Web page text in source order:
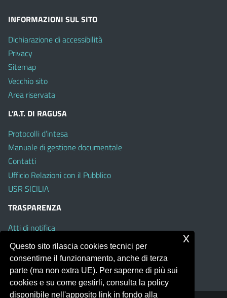
INFORMAZIONI SUL SITO
Dichiarazione di accessibilità
Privacy
Sitemap
Vecchio sito
Area riservata
L’A.T. DI RAGUSA
Protocolli d’intesa
Manuale di gestione documentale
Contatti
Ufficio Relazioni con il Pubblico
USR SICILIA
TRASPARENZA
Atti di notifica
Albo on line
Amministrazione Trasparente
Obiettivi di Accessibilità
Questo sito rilascia cookies tecnici per
consentirne il funzionamento, anche di terza
parte (ma non extra UE). Per saperne di più sui
cookies e su come gestirli, consulta la policy
disponibile nell'apposito link in fondo alla
x